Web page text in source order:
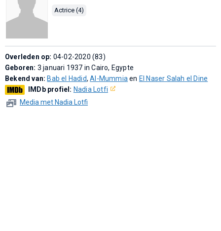
Actrice (4)
Overleden op: 04-02-2020 (83)
Geboren: 3 januari 1937 in Cairo, Egypte
Bekend van: Bab el Hadid,Al-Mummiaen El Naser Salah el Dine
IMDb profiel: Nadia Lotfi
Media met Nadia Lotfi